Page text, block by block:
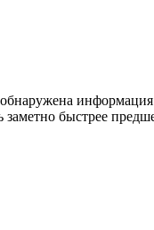
заметно быстрее